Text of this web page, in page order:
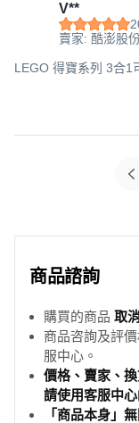
V**
賣家: 酷澎股
LEGO 得寶系列 3合1
商品諮詢
購買的商品 取
商品咨詢及評
服中心。
價格、賣家、
請使用客服中
「商品本身」